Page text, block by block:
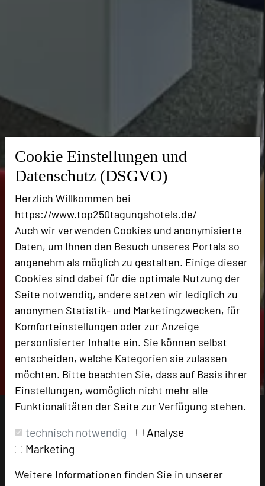
Cookie Einstellungen und
Datenschutz (DSGVO)
Herzlich Willkommen bei
https://www.top250tagungshotels.de/
Auch wir verwenden Cookies und anonymisierte
Daten, um Ihnen den Besuch unseres Portals so
angenehm als möglich zu gestalten. Einige dieser
Cookies sind dabei für die optimale Nutzung der
Seite notwendig, andere setzen wir lediglich zu
anonymen Statistik- und Marketingzwecken, für
Komforteinstellungen oder zur Anzeige
personlisierter Inhalte ein. Sie können selbst
entscheiden, welche Kategorien sie zulassen
möchten. Bitte beachten Sie, dass auf Basis ihrer
Einstellungen, womöglich nicht mehr alle
Funktionalitäten der Seite zur Verfügung stehen.
technisch notwendig
Analyse
Marketing
Weitere Informationen finden Sie in unserer